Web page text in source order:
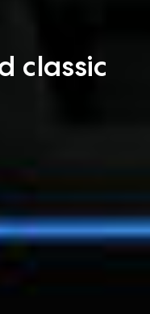
classic